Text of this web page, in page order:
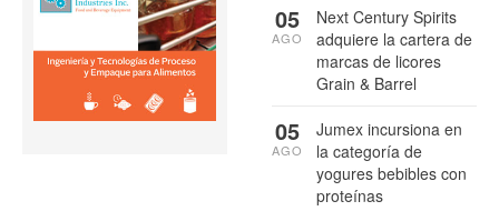
Next Century Spirits
adquiere la cartera de
marcas de licores
Grain & Barrel
05
AGO
Jumex incursiona en
la categoría de
yogures bebibles con
proteínas
05
AGO